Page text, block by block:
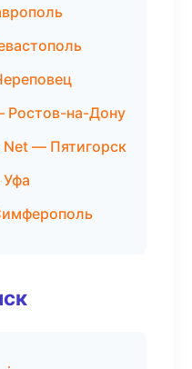
Ростов-на-Дону
Net — Пятигорск